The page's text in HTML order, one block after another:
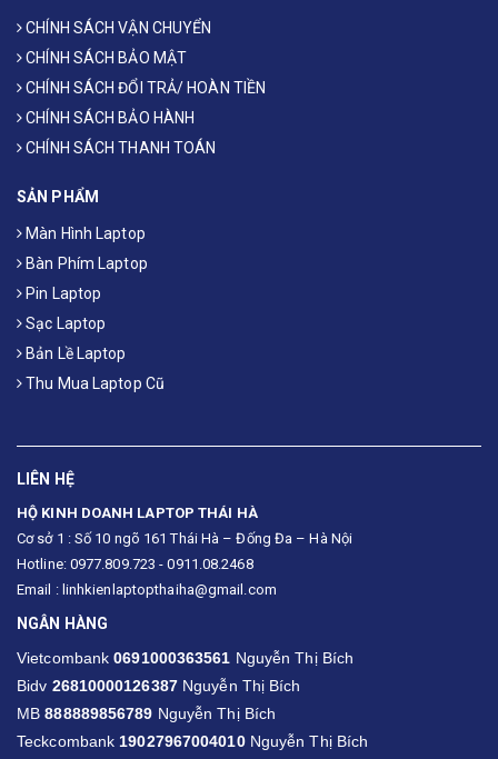
CHÍNH SÁCH VẬN CHUYỂN
CHÍNH SÁCH BẢO MẬT
CHÍNH SÁCH ĐỔI TRẢ/ HOÀN TIỀN
CHÍNH SÁCH BẢO HÀNH
CHÍNH SÁCH THANH TOÁN
SẢN PHẨM
Màn Hình Laptop
Bàn Phím Laptop
Pin Laptop
Sạc Laptop
Bản Lề Laptop
Thu Mua Laptop Cũ
LIÊN HỆ
HỘ KINH DOANH LAPTOP THÁI HÀ
Cơ sở 1 : Số 10 ngõ 161 Thái Hà – Đống Đa – Hà Nội
Hotline: 0977.809.723 - 0911.08.2468
Email : linhkienlaptopthaiha@gmail.com
NGÂN HÀNG
Vietcombank0691000363561 Nguyễn Thị Bích
Bidv 26810000126387Nguyễn Thị Bích
MB888889856789 Nguyễn Thị Bích
Teckcombank 19027967004010Nguyễn Thị Bích